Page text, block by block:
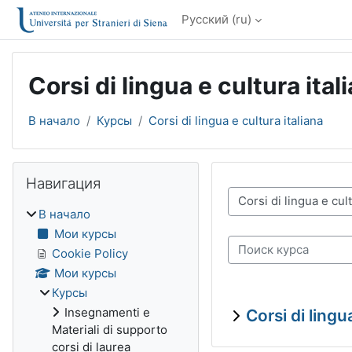
Перейти к основному содержанию
Русский ‎(ru)‎
Corsi di lingua e cultura
В начало Курсы Corsi di lingua e cultura italiana
Категории курсов
Поиск курса
Corsi di
Блоки
Навигация
В начало
Мои курсы
Cookie Policy
Мои курсы
Курсы
Insegnamenti e
Materiali di supporto
corsi di laurea